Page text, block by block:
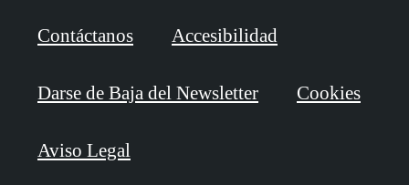
Contáctanos Accesibilidad
Darse de Baja del Newsletter Cookies
Aviso Legal